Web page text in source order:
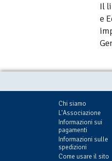
Il
e
Chi siamo
L'Associazione
Informazioni sui
pagamenti
Informazioni sulle
spedizioni
Come usare il sito